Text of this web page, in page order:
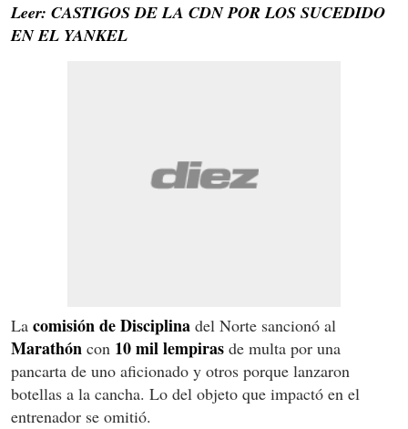
Leer: CASTIGOS DE LA CDN POR LOS SUCEDIDO
EN EL YANKEL
La comisión de Disciplina del Norte sancionó al
Marathón con 10 mil lempiras de multa por una
pancarta de uno aficionado y otros porque lanzaron
botellas a la cancha. Lo del objeto que impactó en el
entrenador se omitió.